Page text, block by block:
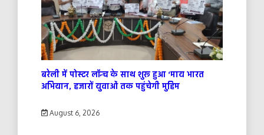
बरेली में पोस्टर लॉन्च के साथ शुरू हुआ ‘माय भारत
अभियान, हजारों युवाओं तक पहुंचेगी मुहिम
August 6, 2026